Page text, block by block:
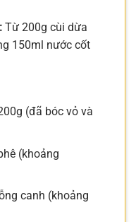
Từ 200g cùi dừa
150ml nước cốt
(đã bóc vỏ và
(khoảng
canh (khoảng